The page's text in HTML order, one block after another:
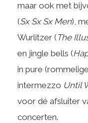
maar ook met
(Sx Sx Sx Men),
Wurlitzer ( The
en jingle bells (
in pure
intermezzo Until
voor dé afsluiter
concerten.